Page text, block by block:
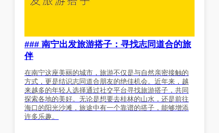
### 南宁出发旅游搭子：寻找志同道合的旅
伴
在南宁这座美丽的城市，旅游不仅是与自然亲密接触的
方式，更是结识志同道合朋友的绝佳机会。近年来，越
来越多的年轻人选择通过社交平台寻找旅游搭子，共同
探索各地的美好。无论是想要去桂林的山水，还是前往
海口的阳光沙滩，旅途中有一个靠谱的搭子，能够增添
许多乐趣。